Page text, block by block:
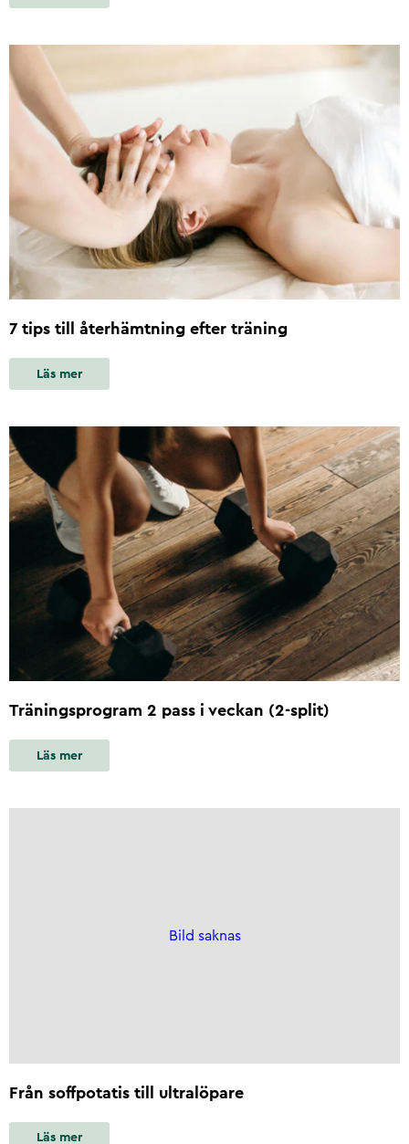
7 tips till återhämtning efter träning
Läs mer
Träningsprogram 2 pass i veckan (2-split)
Läs mer
Bild saknas
Från soffpotatis till ultralöpare
Läs mer